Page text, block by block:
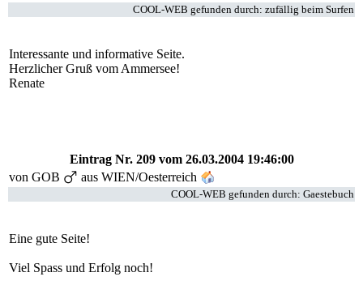
COOL-WEB gefunden durch: zufällig beim Surfen
Interessante und informative Seite.
Herzlicher Gruß vom Ammersee!
Renate
Eintrag Nr. 209vom 26.03.2004 19:46:00
von GOB aus WIEN/Oesterreich
COOL-WEB gefunden durch: Gaestebuch
Eine gute Seite!
Viel Spass und Erfolg noch!